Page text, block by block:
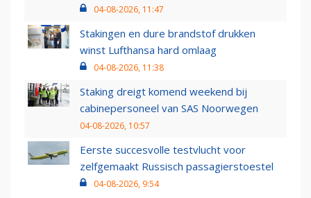
04-08-2026, 11:47
Stakingen en dure brandstof drukken
winst Lufthansa hard omlaag
04-08-2026, 11:38
Staking dreigt komend weekend bij
cabinepersoneel van SAS Noorwegen
04-08-2026, 10:57
Eerste succesvolle testvlucht voor
zelfgemaakt Russisch passagierstoestel
04-08-2026, 9:54